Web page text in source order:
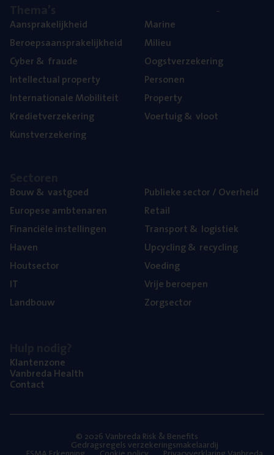
Aan­spra­ke­lijk­heid
Beroeps­aan­spra­ke­lijk­heid
Cyber& fraude
Intel­lec­tu­al property
Inter­na­ti­o­na­le Mobiliteit
Kre­diet­ver­ze­ke­ring
Kunst­ver­ze­ke­ring
Mari­ne
Mili­eu
Oogst­ver­ze­ke­ring
Per­so­nen
Pro­per­ty
Voer­tuig& vloot
Bouw& vastgoed
Euro­pe­se ambtenaren
Finan­ci­ë­le instellingen
Haven
Hout­sec­tor
IT
Land­bouw
Publie­ke sec­tor / Overheid
Retail
Trans­port& logistiek
Upcy­cling& recycling
Voe­ding
Vrije beroe­pen
Zorg­sec­tor
Klan­ten­zo­ne
Van­b­re­da Health
Con­tact
© 2026 Vanbreda Risk & Benefits
Gedragsregels verzekeringsmakelaardij